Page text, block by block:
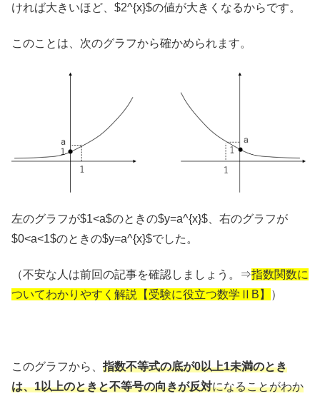
ければ大きいほど、$2^{x}$の値が大きくなるからです。
このことは、次のグラフから確かめられます。
左のグラフが$1<a$のときの$y=a^{x}$、右のグラフが
$0<a<1$のときの$y=a^{x}$でした。
（不安な人は前回の記事を確認しましょう。⇒指数関数に
ついてわかりやすく解説【受験に役立つ数学ⅡB】
）
このグラフから、 指数不等式の底が0以上1未満のとき
は、1以上のときと不等号の向きが反対になることがわか